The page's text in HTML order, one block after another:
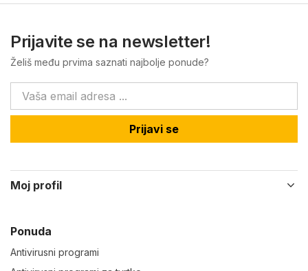
Prijavite se na newsletter!
Želiš među prvima saznati najbolje ponude?
Prijavi se
Moj profil
Ponuda
Antivirusni programi